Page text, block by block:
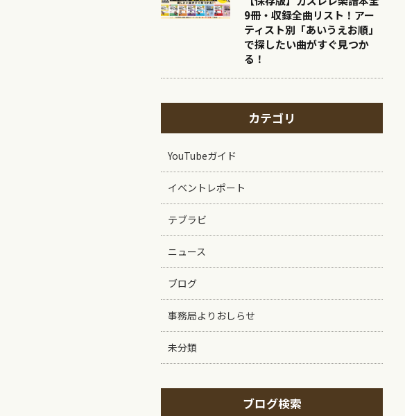
9冊・収録全曲リスト！アー
ティスト別「あいうえお順」
で探したい曲がすぐ見つか
る！
カテゴリ
YouTubeガイド
イベントレポート
テブラビ
ニュース
ブログ
事務局よりおしらせ
未分類
ブログ検索